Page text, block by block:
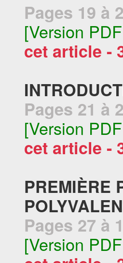
Pages 19 à
[Version
cet article -
Pages 21 à
[Version
cet article -
PREMIÈRE
Pages 27 à
[Version